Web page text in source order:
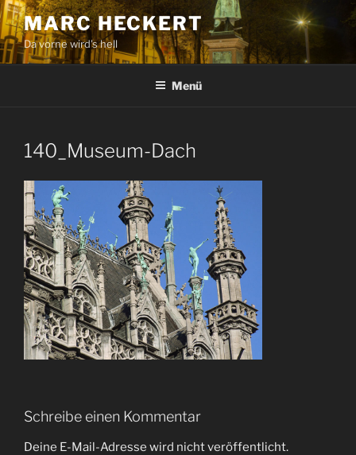
Zum
Inhalt
springen
MARC HECKERT
Da vorne wird's hell
Menü
140_Museum-Dach
Schreibe einen Kommentar
Deine E-Mail-Adresse wird nicht veröffentlicht.